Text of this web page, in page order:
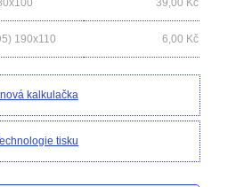
39,00 Kč
190x110 6,00 Kč
kalkulačka
tisku